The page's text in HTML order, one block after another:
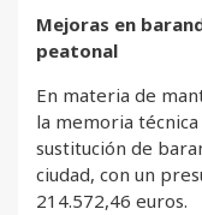
Mejoras en
peatonal
En materia de
la memoria
sustitución de
ciudad, con un
214.572,46 euros.